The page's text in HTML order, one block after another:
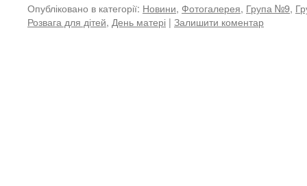
Опубліковано в категорії: Новини, Фотогалерея, Група №9,
Розвага для дітей, День матері | Залишити коментар